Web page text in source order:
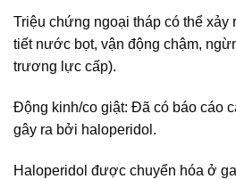
Triệu chứng ngoại tháp có thể xảy
tiết nước bọt, vận động chậm,
trương lực cấp).
Động kinh/co giật: Đã có báo cáo
gây ra bởi haloperidol.
Haloperidol được chuyển hóa ở